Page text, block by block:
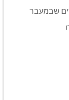
שבמעבר